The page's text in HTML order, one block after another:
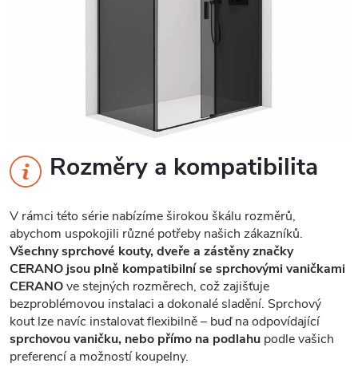
Rozměry a kompatibilita
V rámci této série nabízíme širokou škálu rozměrů,
abychom uspokojili různé potřeby našich zákazníků.
Všechny sprchové kouty, dveře a zástěny značky
CERANO jsou plně kompatibilní se sprchovými vaničkami
CERANOve stejných rozměrech, což zajišťuje
bezproblémovou instalaci a dokonalé sladění. Sprchový
kout lze navíc instalovat flexibilně – buď na odpovídající
sprchovou vaničku, nebo přímo na podlahu podle vašich
preferencí a možností koupelny.